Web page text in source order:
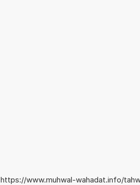
https://www.muhwal-wahadat.info/